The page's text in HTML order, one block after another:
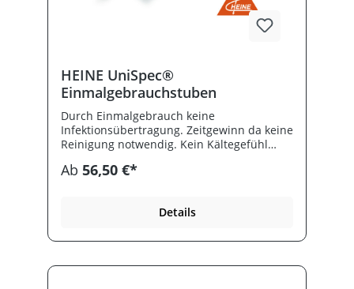
HEINE UniSpec®
Einmalgebrauchstuben
Durch Einmalgebrauch keine
Infektionsübertragung. Zeitgewinn da keine
Reinigung notwendig. Kein Kältegefühl
Ausleuchtung des Beobachtungsfeldes.
Ab 56,50 €*
Details